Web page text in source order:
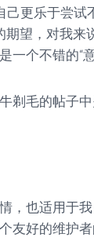
己更乐于尝
望，对我来
个不错的“意
剃毛的帖子中
，也适用于
友好的维护